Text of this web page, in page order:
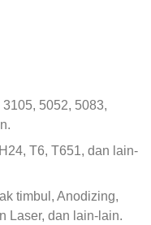
5052, 5083,
T6, T651, dan lain-
timbul, Anodizing,
Laser, dan lain-lain.